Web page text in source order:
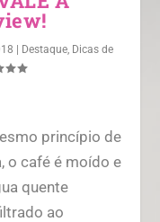
| Destaque Dicas de
princípio de
o café é moído e
quente
ao